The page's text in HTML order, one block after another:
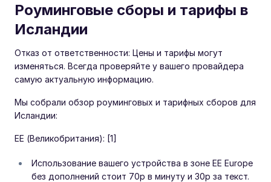
Роуминговые сборы и тарифы в
Исландии
Отказ от ответственности: Цены и тарифы могут
изменяться. Всегда проверяйте у вашего провайдера
самую актуальную информацию.
Мы собрали обзор роуминговых и тарифных сборов для
Исландии:
EE (Великобритания): [1]
Использование вашего устройства в зоне EE Europe
без дополнений стоит 70p в минуту и 30p за текст.